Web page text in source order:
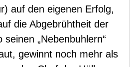
auf den eigenen Erfolg,
die Abgebrühtheit der
„Nebenbuhlern“
gewinnt noch mehr als